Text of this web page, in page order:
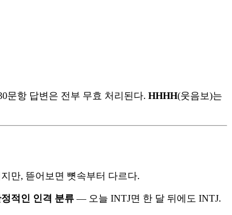
문항 답변은 전부 무효 처리된다. HHHH(웃음보)는
만, 뜯어보면 뼛속부터 다르다.
적인 인격 분류 — 오늘 INTJ면 한 달 뒤에도 INTJ.